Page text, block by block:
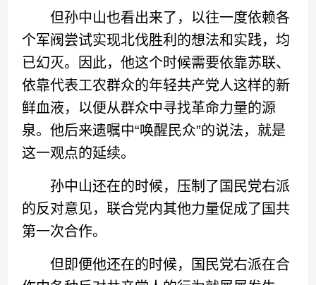
但孙中山也看出来了，以往一度依赖各
个军阀尝试实现北伐胜利的想法和实践，均
已幻灭。因此，他这个时候需要依靠苏联、
依靠代表工农群众的年轻共产党人这样的新
鲜血液，以便从群众中寻找革命力量的源
泉。他后来遗嘱中“唤醒民众”的说法，就是
这一观点的延续。
孙中山还在的时候，压制了国民党右派
的反对意见，联合党内其他力量促成了国共
第一次合作。
但即便他还在的时候，国民党右派在合